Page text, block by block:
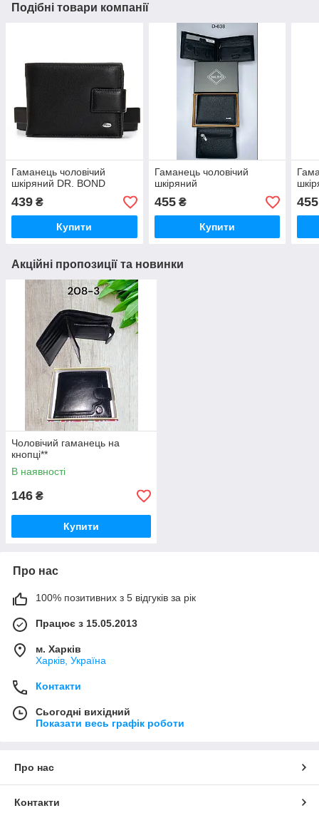
Подібні товари компанії
Гаманець чоловічий
шкіряний DR. BOND
439 ₴
Купити
Гаманець чоловічий
шкіряний
455₴
Купити
455
Акційні пропозиції та новинки
Чоловічий гаманець на
кнопці**
В наявності
146 ₴
Купити
Про нас
100% позитивних з 5 відгуків за рік
Працює з 15.05.2013
м. Харків
Харків, Україна
Контакти
Сьогодні вихідний
Показати весь графік роботи
Про нас
Контакти